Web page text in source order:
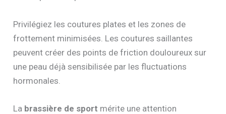
Privilégiez les coutures plates et les zones de
frottement minimisées. Les coutures saillantes
peuvent créer des points de friction douloureux sur
une peau déjà sensibilisée par les fluctuations
hormonales.
La brassière de sport mérite une attention